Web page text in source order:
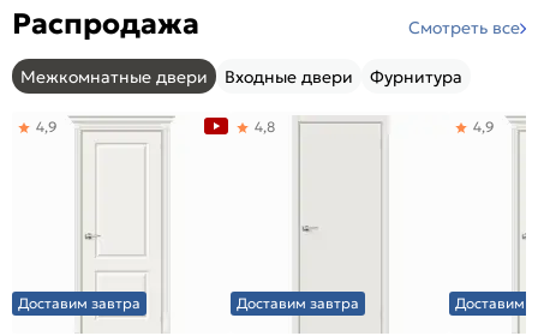
Распродажа Смотреть все
Межкомнатные двери Входные двери Фурнитура
Доставим завтра
4,9
Доставим завтра
4,8
Доставим
4,9